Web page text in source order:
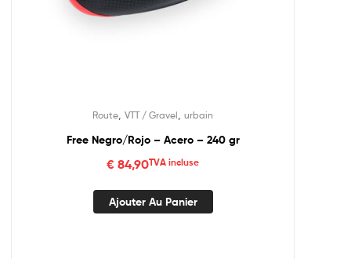
Route VTT / Gravel urbain
Free Negro/Rojo – Acero – 240 gr
€ 84,90TVA incluse
Ajouter Au Panier